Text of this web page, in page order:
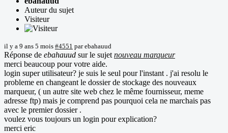
Auteur du sujet
Visiteur
il y a 9 ans 5 mois #4551 parebahauud
Réponse de ebahauud sur le sujet nouveau marqueur
merci beaucoup pour votre aide.
login super utilisateur? je suis le seul pour l'instant . j'ai resolu le
probleme en changeant le dossier de stockage des nouveaux
marqueur, ( un autre site web chez le même fournisseur, meme
adresse ftp) mais je comprend pas pourquoi cela ne marchais pas
avec le premier dossier .
voulez vous toujours un login pour explication?
merci eric